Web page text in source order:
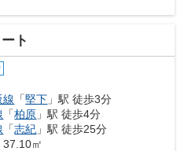
ト
線 「堅下 」駅 徒歩3分
「柏原 」駅 徒歩4分
「志紀 」駅 徒歩25分
㎡